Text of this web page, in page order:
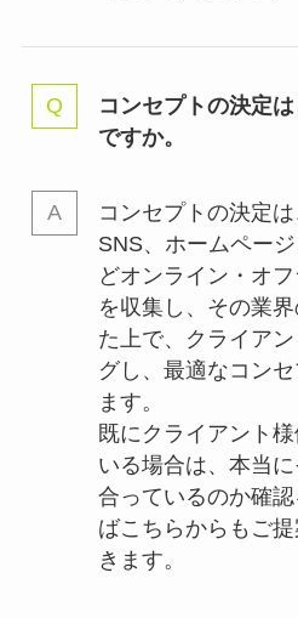
コンセプトの決定
ですか。
コンセプトの決定
SNS、ホームペー
どオンライン・オ
を収集し、その業
た上で、クライア
グし、最適なコン
ます。
既にクライアント
いる場合は、本当
合っているのか確
ばこちらからもご
きます。